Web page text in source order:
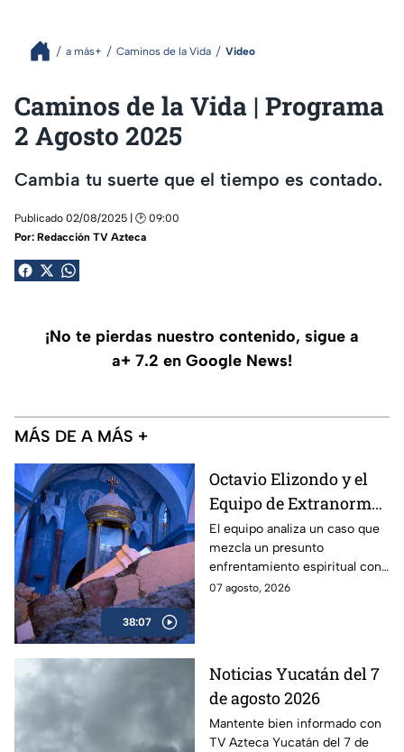
a más+ Caminos de la Vida Video
Caminos de la Vida | Programa
2 Agosto 2025
Cambia tu suerte que el tiempo es contado.
Publicado 02/08/2025 | 🕑 09:00
Por: Redacción TV Azteca
¡No te pierdas nuestro contenido, sigue a
a+ 7.2 en Google News!
MÁS DE A MÁS +
38:07
Octavio Elizondo y el
Equipo de Extranormal
investigan el colapso
de un templo y una
presunta batalla
espiritual
El equipo analiza un caso que
mezcla un presunto
enfrentamiento espiritual con
el derrumbe de un histórico
07 agosto, 2026
Noticias Yucatán del 7
de agosto 2026
Mantente bien informado con
TV Azteca Yucatán del 7 de